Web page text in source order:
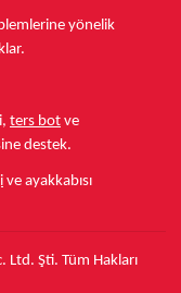
yönelik
ters bot ve
destek.
ve ayakkabısı
Şti. Tüm Hakları